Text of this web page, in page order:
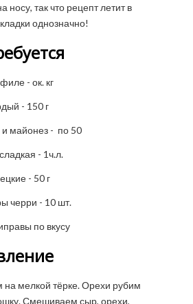
носу, так что рецепт летит в
однозначно!
- ок. кг
- 150 г
майонез - по 50
- 1ч.л.
- 50 г
черри - 10 шт.
по вкусу
мелкой тёрке. Орехи рубим
Смешиваем сыр, орехи,